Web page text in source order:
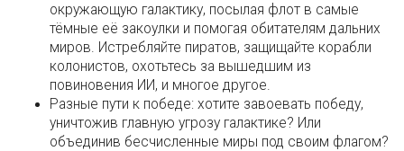
окружающую галактику, посылая флот в самые
тёмные её закоулки и помогая обитателям дальних
миров. Истребляйте пиратов, защищайте корабли
колонистов, охотьтесь за вышедшим из
повиновения ИИ, и многое другое.
Разные пути к победе: хотите завоевать победу,
уничтожив главную угрозу галактике? Или
объединив бесчисленные миры под своим флагом?